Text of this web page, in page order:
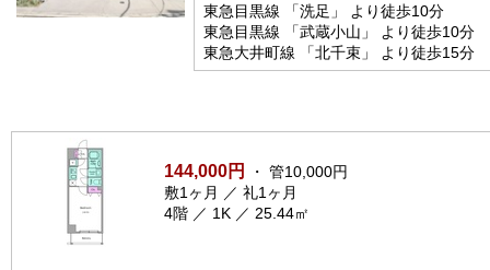
東急目黒線 「洗足」 より徒歩10分
東急目黒線 「武蔵小山」 より徒歩10分
東急大井町線 「北千束」 より徒歩15分
144,000円
・ 管10,000円
敷1ヶ月 ／ 礼1ヶ月
4階 ／ 1K ／ 25.44㎡